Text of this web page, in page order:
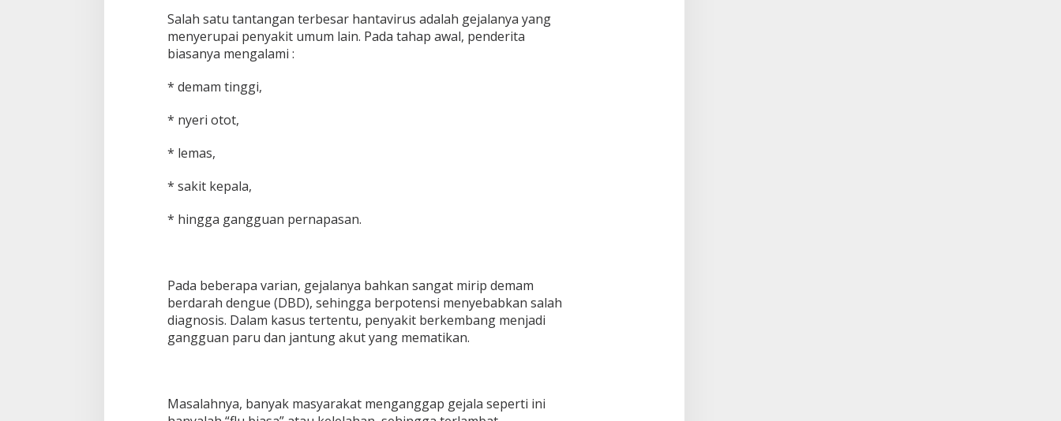
Salah satu tantangan terbesar hantavirus adalah gejalanya yang
menyerupai penyakit umum lain. Pada tahap awal, penderita
biasanya mengalami :
* demam tinggi,
* nyeri otot,
* lemas,
* sakit kepala,
* hingga gangguan pernapasan.
Pada beberapa varian, gejalanya bahkan sangat mirip demam
berdarah dengue (DBD), sehingga berpotensi menyebabkan salah
diagnosis. Dalam kasus tertentu, penyakit berkembang menjadi
gangguan paru dan jantung akut yang mematikan.
Masalahnya, banyak masyarakat menganggap gejala seperti ini